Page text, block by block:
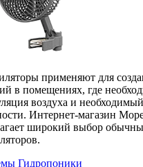
применяют для
в помещениях, где
воздуха и
Интернет-магазин
широкий выбор
Гидропоники